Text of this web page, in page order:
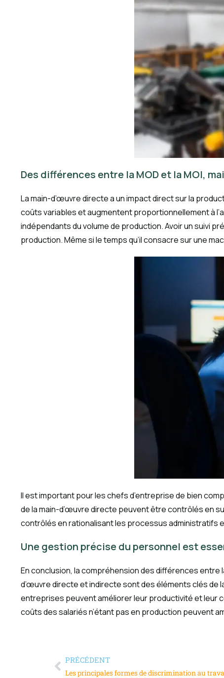
Des différences entre la MOD et la MOI,
La main-d’œuvre directe a un impact direct sur la
coûts variables et augmentent proportionnellement à
indépendants du volume de production. Avoir un suivi
production. Même si le temps qu’il consacre sur une
Il est important pour les chefs d’entreprise de bien
de la main-d’œuvre directe peuvent être contrôlés en
contrôlés en rationalisant les processus administratifs
Une gestion précise du personnel est
En conclusion, la compréhension des différences
d’œuvre directe et indirecte sont des éléments clés de
entreprises peuvent améliorer leur productivité et leur
coûts des salariés n’étant pas en production peuvent
PRÉCÉDENT
Les principales formes de discrimination au